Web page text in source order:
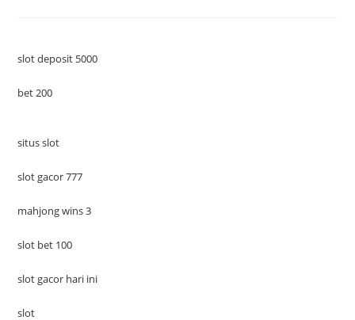
slot deposit 5000
bet 200
situs slot
slot gacor 777
mahjong wins 3
slot bet 100
slot gacor hari ini
slot